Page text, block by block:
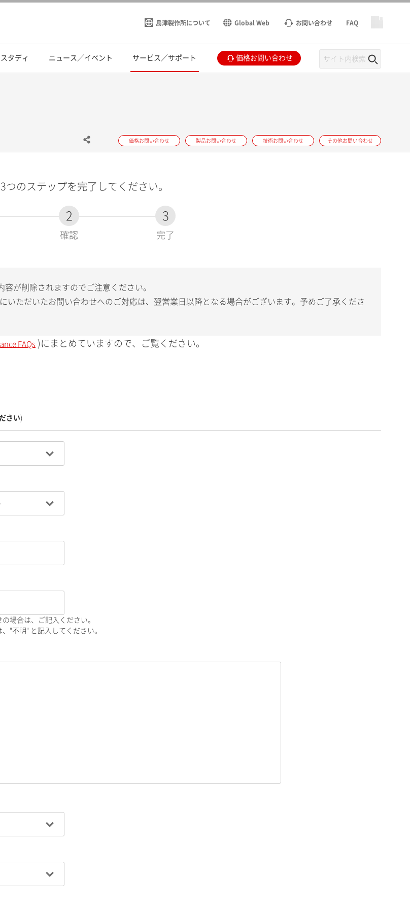
島津製作所について Global Web お問い合わせ FAQ
タディ ニュース／イベント サービス／サポート 価格お問い合わせ
価格お問い合わせ 製品お問い合わせ 技術お問い合わせ その他お問い合わせ
つのステップを完了してください。
2
確認
3
完了
が削除されますのでご注意ください。
いただいたお問い合わせへのご対応は、翌営業日以降となる場合がございます。予めご了承くださ
FAQs )にまとめていますので、ご覧ください。
さい)
場合は、ご記入ください。
"不明" と記入してください。